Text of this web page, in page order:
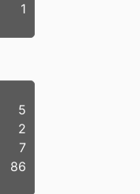
1
5
2
7
86